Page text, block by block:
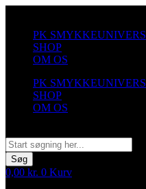
indholdPK SMYKKEUNIVERS
SHOP
OM OS
PK SMYKKEUNIVERS
SHOP
OM OS
Søg
0,00 kr. 0 Kurv